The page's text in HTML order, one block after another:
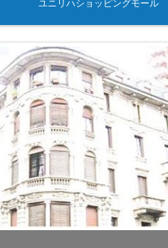
ユニリハショッピングモール